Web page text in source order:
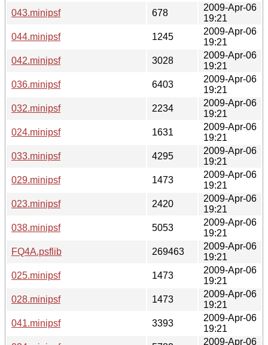
043.minipsf
678
2009-Apr-06
19:21
044.minipsf
1245
2009-Apr-06
19:21
042.minipsf
3028
2009-Apr-06
19:21
036.minipsf
6403
2009-Apr-06
19:21
032.minipsf
2234
2009-Apr-06
19:21
024.minipsf
1631
2009-Apr-06
19:21
033.minipsf
4295
2009-Apr-06
19:21
029.minipsf
1473
2009-Apr-06
19:21
023.minipsf
2420
2009-Apr-06
19:21
038.minipsf
5053
2009-Apr-06
19:21
FQ4A.psflib
269463
2009-Apr-06
19:21
025.minipsf
1473
2009-Apr-06
19:21
028.minipsf
1473
2009-Apr-06
19:21
041.minipsf
3393
2009-Apr-06
19:21
2009-Apr-06